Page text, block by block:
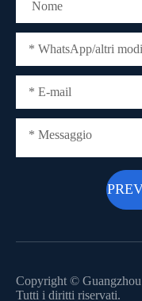
Copyright ©
Tutti i diritti riservati.